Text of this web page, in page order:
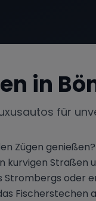
in
für
Zügen